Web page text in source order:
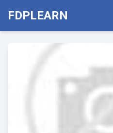
FDPLEARN